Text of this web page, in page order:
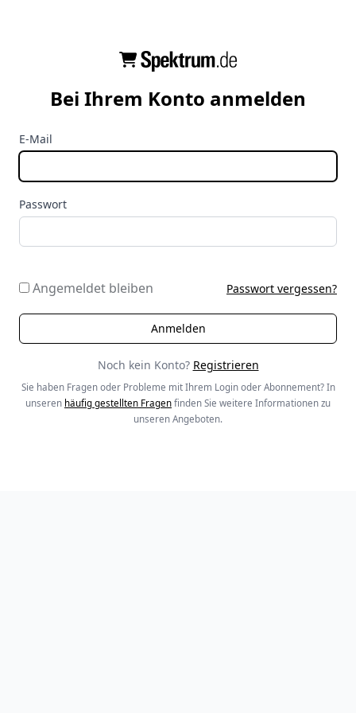
Bei Ihrem Konto anmelden
E-Mail
Passwort
Angemeldet bleiben Passwort vergessen?
Noch kein Konto? Registrieren
Sie haben Fragen oder Probleme mit Ihrem Login oder Abonnement? In
unseren häufig gestellten Fragen finden Sie weitere Informationen zu
unseren Angeboten.